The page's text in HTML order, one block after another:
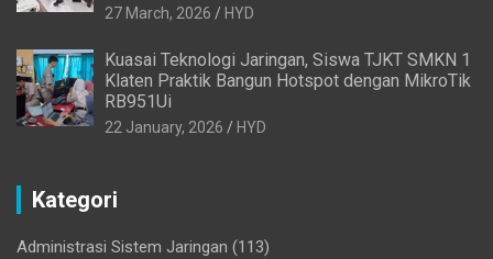
27 March, 2026 HYD
Kuasai Teknologi Jaringan, Siswa TJKT SMKN 1
Klaten Praktik Bangun Hotspot dengan MikroTik
RB951Ui
22 January, 2026 HYD
Kategori
Administrasi Sistem Jaringan (113)